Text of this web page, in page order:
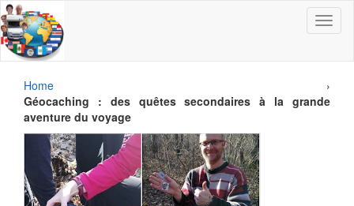
Toggle
Home ›
Géocaching : des quêtes secondaires à la grande
aventure du voyage